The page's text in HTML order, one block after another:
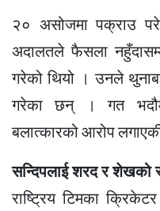
२० असोजमा पक्राउ
अदालतले फैसला
गरेको थियो । उनले
गरेका छन् । गत
बलात्कारको आरोप
सन्दिपलाई शरद र शेखको
राष्ट्रिय टिमका